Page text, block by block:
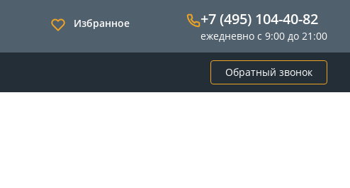
Избранное +7 (495) 104-40-82
ежедневно с 9:00 до 21:00
Обратный звонок